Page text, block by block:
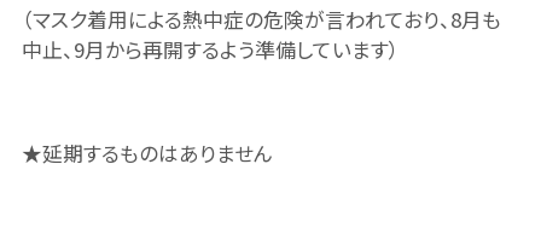
（マスク着用による熱中症の危険が言われており、8月も
中止、9月から再開するよう準備しています）
★延期するものはありません